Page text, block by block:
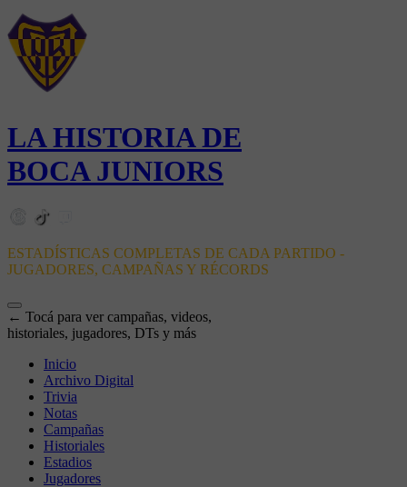
LA HISTORIA DE
BOCA JUNIORS
ESTADÍSTICAS COMPLETAS DE CADA PARTIDO -
JUGADORES, CAMPAÑAS Y RÉCORDS
← Tocá para ver campañas, videos,
historiales, jugadores, DTs y más
Inicio
Archivo Digital
Trivia
Notas
Campañas
Historiales
Estadios
Jugadores